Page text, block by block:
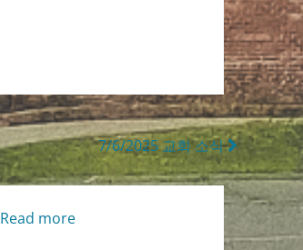
7/6/2025 교회 소식
Read more: